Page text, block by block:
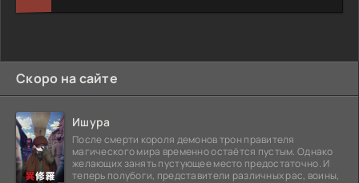
Скоро на сайте
Ишура
После смерти короля демонов трон правителя
магического мира временно остаётся пустым. Однако
желающих занять пустующее место предостаточно. И
теперь полубоги, представители различных рас, воины,